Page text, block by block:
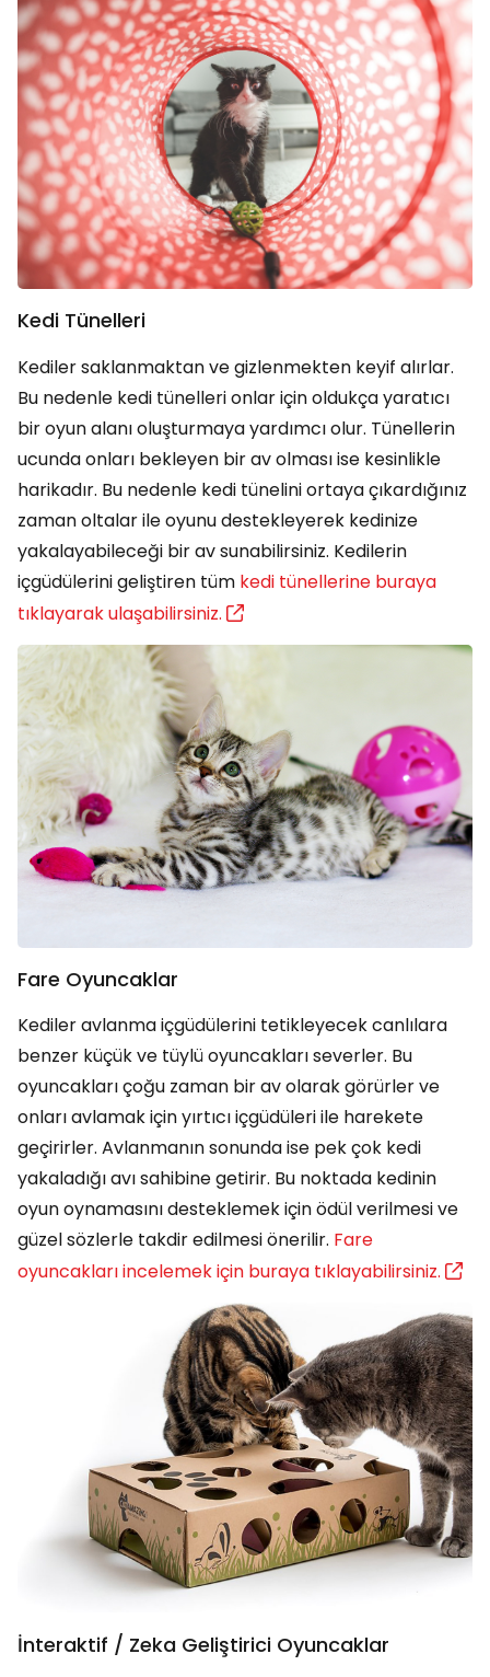
Kedi Tünelleri
Kediler saklanmaktan ve gizlenmekten keyif alırlar.
Bu nedenle kedi tünelleri onlar için oldukça yaratıcı
bir oyun alanı oluşturmaya yardımcı olur. Tünellerin
ucunda onları bekleyen bir av olması ise kesinlikle
harikadır. Bu nedenle kedi tünelini ortaya çıkardığınız
zaman oltalar ile oyunu destekleyerek kedinize
yakalayabileceği bir av sunabilirsiniz. Kedilerin
içgüdülerini geliştiren tüm kedi tünellerine buraya
tıklayarak ulaşabilirsiniz.
Fare Oyuncaklar
Kediler avlanma içgüdülerini tetikleyecek canlılara
benzer küçük ve tüylü oyuncakları severler. Bu
oyuncakları çoğu zaman bir av olarak görürler ve
onları avlamak için yırtıcı içgüdüleri ile harekete
geçirirler. Avlanmanın sonunda ise pek çok kedi
yakaladığı avı sahibine getirir. Bu noktada kedinin
oyun oynamasını desteklemek için ödül verilmesi ve
güzel sözlerle takdir edilmesi önerilir. Fare
oyuncakları incelemek için buraya tıklayabilirsiniz.
İnteraktif / Zeka Geliştirici Oyuncaklar